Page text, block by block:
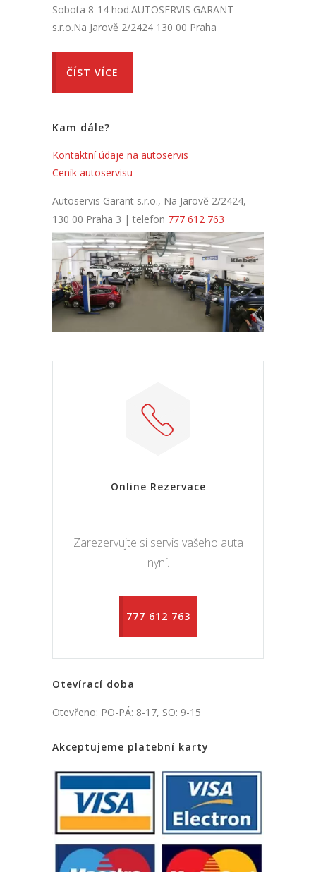
Sobota 8-14 hod.AUTOSERVIS GARANT
s.r.o.Na Jarově 2/2424 130 00 Praha
ČÍST VÍCE
Kam dále?
Kontaktní údaje na autoservis
Ceník autoservisu
Autoservis Garant s.r.o., Na Jarově 2/2424,
130 00 Praha 3 | telefon 777 612 763
Online Rezervace
Zarezervujte si servis vašeho auta
nyní.
777 612 763
Otevírací doba
Otevřeno: PO-PÁ: 8-17, SO: 9-15
Akceptujeme platební karty